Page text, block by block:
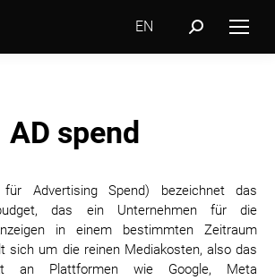
EN Search:
AD spend
Advertising Spend) bezeichnet das
das ein Unternehmen für die
in einem bestimmten Zeitraum
sich um die reinen Mediakosten, also das
an Plattformen wie Google, Meta